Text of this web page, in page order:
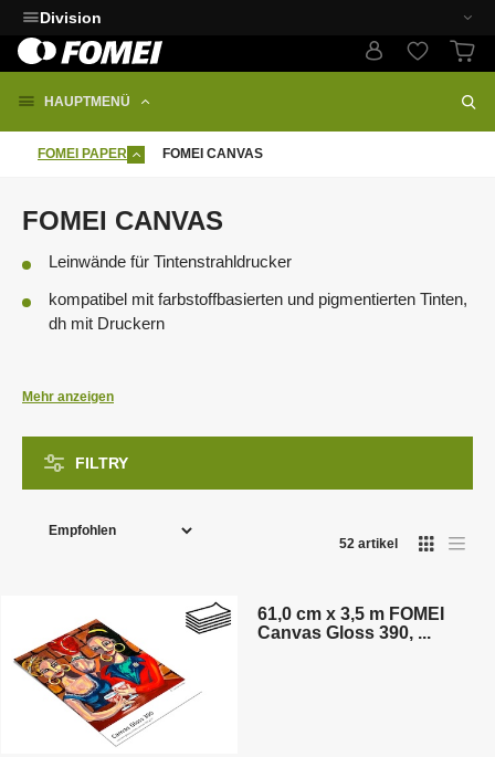
Division
HAUPTMENÜ
FOMEI PAPER FOMEI CANVAS
FOMEI CANVAS
Leinwände für Tintenstrahldrucker
kompatibel mit farbstoffbasierten und pigmentierten Tinten,
dh mit Druckern
imagePROGRAF (iPF PRO, iPF GP)
(SC-P)
HPDesignJet Z
Mehr anzeigen
FILTRY
t
52artikel
61,0 cm x 3,5 m FOMEI
Canvas Gloss 390, ...